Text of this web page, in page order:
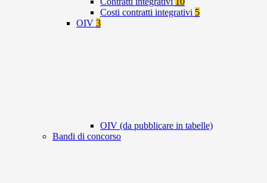
Costi contratti integrativi 5
OIV 3
OIV (da pubblicare in tabelle)
Bandi di concorso